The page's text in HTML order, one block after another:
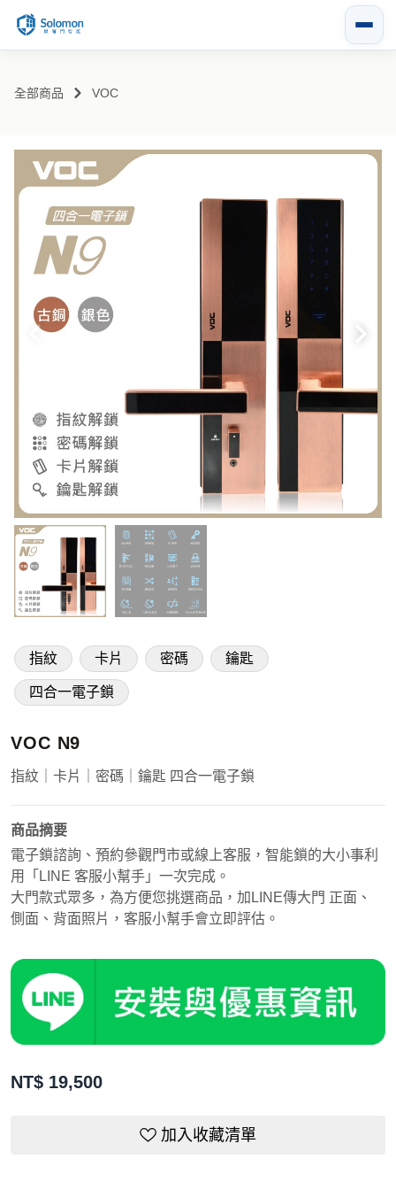
全部商品 VOC
指紋 卡片 密碼 鑰匙
四合一電子鎖
VOC N9
指紋｜卡片｜密碼｜鑰匙 四合一電子鎖
商品摘要
電子鎖諮詢、預約參觀門市或線上客服，智能鎖的大小事利
用「LINE 客服小幫手」一次完成。
大門款式眾多，為方便您挑選商品，加LINE傳大門 正面、
側面、背面照片，客服小幫手會立即評估。
NT$ 19,500
加入收藏清單